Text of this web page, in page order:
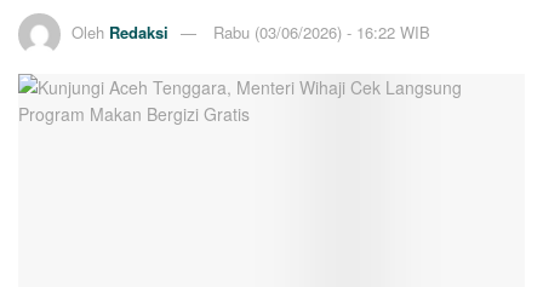
Oleh Redaksi Rabu (03/06/2026) - 16:22 WIB